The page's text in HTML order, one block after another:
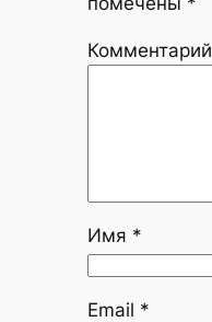
Комментарий
Имя *
Email *